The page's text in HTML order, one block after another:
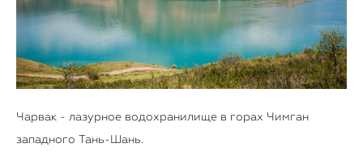
Чарвак - лазурное водохранилище в горах Чимган
западного Тань-Шань.